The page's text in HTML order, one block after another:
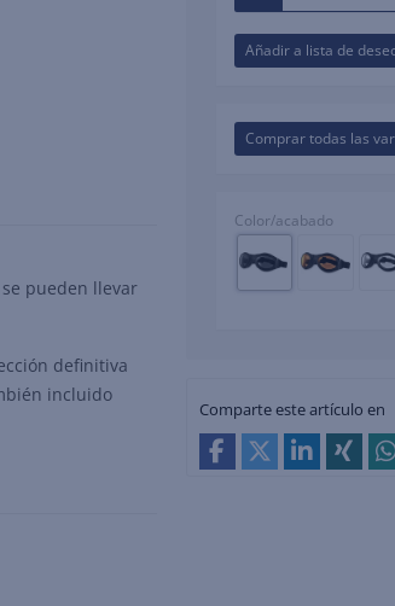
pueden llevar
definitiva
incluido
Añadir a lista de
Comprar todas las
Color/acabado
Comparte este artículo en